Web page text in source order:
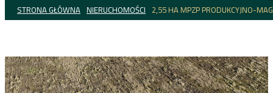
STRONA GŁÓWNA NIERUCHOMOŚCI 2,55 HA MPZP PRODUKCYJNO-
NIERUCHOMOŚĆ